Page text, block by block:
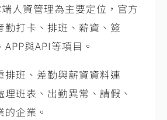
人資管理為主要定位，官方
勤打卡、排班、薪資、簽
與API等項目。
排班、差勤與薪資資料連
班表、出勤異常、請假、
企業。